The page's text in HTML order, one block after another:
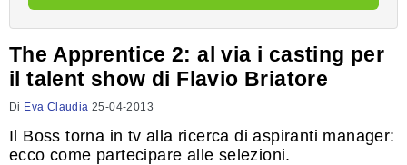
The Apprentice 2: al via i casting per
il talent show di Flavio Briatore
Di Eva Claudia 25-04-2013
Il Boss torna in tv alla ricerca di aspiranti manager:
ecco come partecipare alle selezioni.